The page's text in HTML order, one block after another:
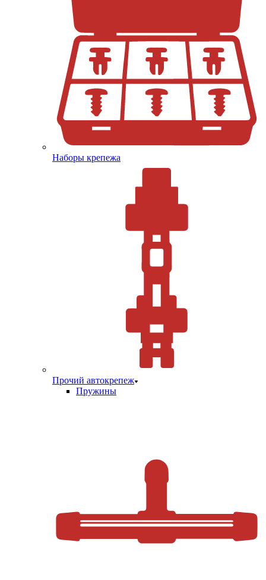
Наборы крепежа
Прочий автокрепеж
Пружины